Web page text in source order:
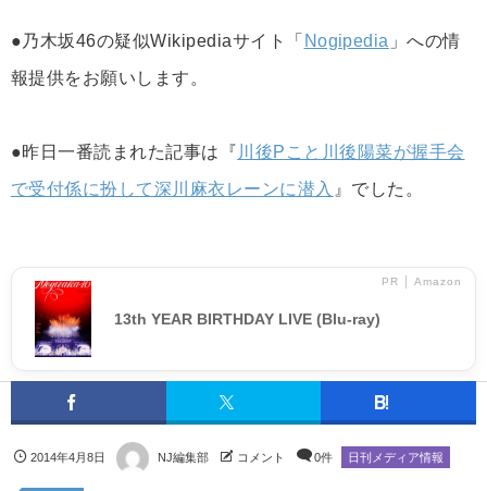
●乃木坂46の疑似Wikipediaサイト「 Nogipedia 」への情
報提供をお願いします。
●昨日一番読まれた記事は『 川後Pこと川後陽菜が握手会
で受付係に扮して深川麻衣レーンに潜入 』でした。
PR │ Amazon
13th YEAR BIRTHDAY LIVE (Blu-ray)
2014年4月8日 NJ編集部 コメント 0件 日刊メディア情報